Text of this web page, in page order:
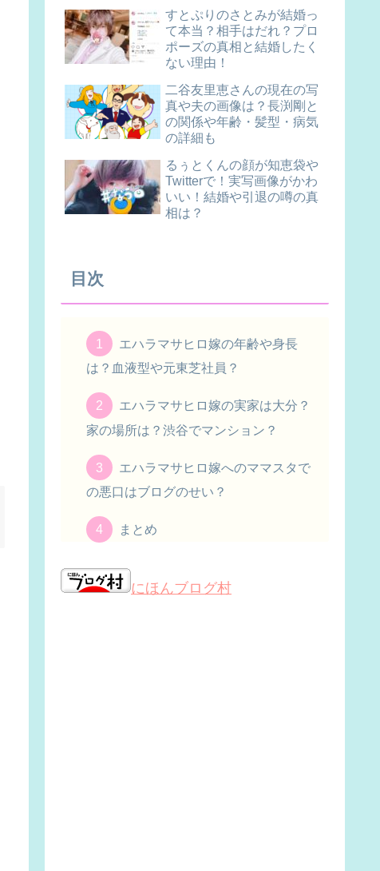
すとぷりのさとみが結婚っ
て本当？相手はだれ？プロ
ポーズの真相と結婚したく
ない理由！
二谷友里恵さんの現在の写
真や夫の画像は？長渕剛と
の関係や年齢・髪型・病気
の詳細も
るぅとくんの顔が知恵袋や
Twitterで！実写画像がかわ
いい！結婚や引退の噂の真
相は？
目次
エハラマサヒロ嫁の年齢や身長
は？血液型や元東芝社員？
エハラマサヒロ嫁の実家は大分？
家の場所は？渋谷でマンション？
エハラマサヒロ嫁へのママスタで
の悪口はブログのせい？
まとめ
にほんブログ村